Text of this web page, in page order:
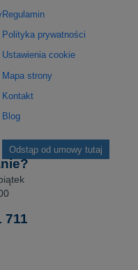
Regulamin
Polityka prywatności
Ustawienia cookie
Mapa strony
Kontakt
Blog
Odstąp od umowy tutaj
711
nasz profil na